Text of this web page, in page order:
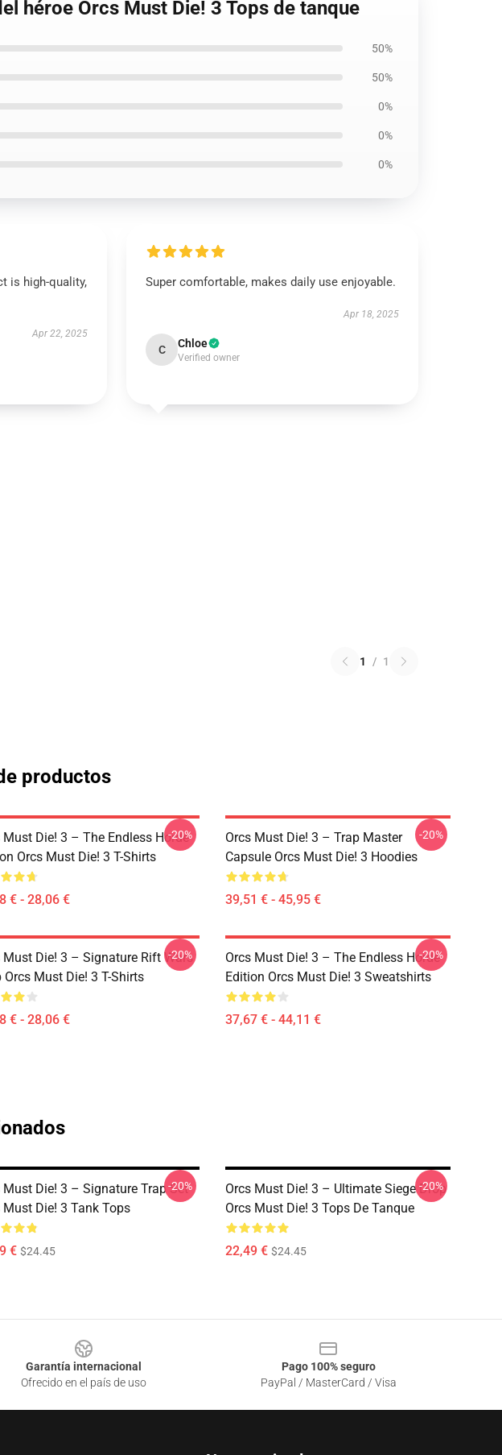
héroe Orcs Must Die! 3 Tops de tanque
50%
50%
0%
0%
0%
is high-quality,
Apr 22, 2025
Super comfortable, makes daily use enjoyable.
Apr 18, 2025
C Chloe
Verified owner
1 / 1
productos
Must Die! 3 – The Endless Horde
Orcs Must Die! 3 T-Shirts
€ - 28,06 €
-20%
Orcs Must Die! 3 – Trap Master
Capsule Orcs Must Die! 3 Hoodies
39,51 € - 45,95 €
-20%
Must Die! 3 – Signature Rift Wars
Orcs Must Die! 3 T-Shirts
€ - 28,06 €
-20%
Orcs Must Die! 3 – The Endless Horde
Edition Orcs Must Die! 3 Sweatshirts
37,67 € - 44,11 €
-20%
Must Die! 3 – Signature Trap Set
Must Die! 3 Tank Tops
€ $24.45
-20%
Orcs Must Die! 3 – Ultimate Siege Drop
Orcs Must Die! 3 Tops De Tanque
22,49 € $24.45
-20%
Garantía internacional
Ofrecido en el país de uso
Pago 100% seguro
PayPal / MasterCard / Visa